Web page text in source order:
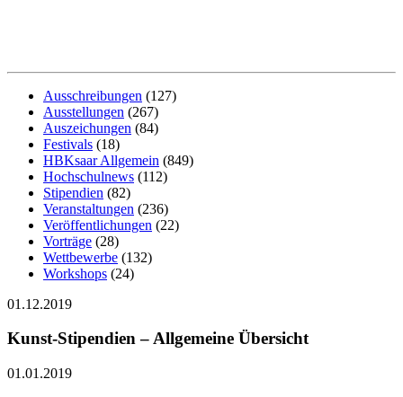
Ausschreibungen (127)
Ausstellungen (267)
Auszeichungen (84)
Festivals (18)
HBKsaar Allgemein (849)
Hochschulnews (112)
Stipendien (82)
Veranstaltungen (236)
Veröffentlichungen (22)
Vorträge (28)
Wettbewerbe (132)
Workshops (24)
01.12.2019
Kunst-Stipendien – Allgemeine Übersicht
01.01.2019